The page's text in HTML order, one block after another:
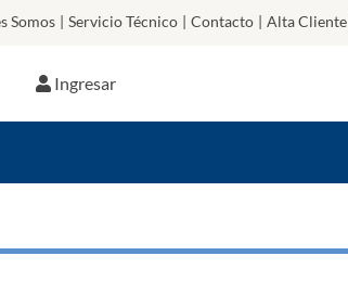
Somos | Servicio Técnico | Contacto | Alta Cliente
Ingresar